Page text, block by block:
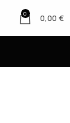
0 0,00 €